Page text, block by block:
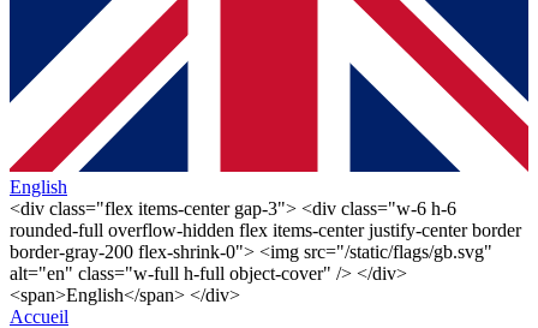
English
<div class="flex items-center gap-3"> <div class="w-6 h-6
rounded-full overflow-hidden flex items-center justify-center border
border-gray-200 flex-shrink-0"> <img src="/static/flags/gb.svg"
alt="en" class="w-full h-full object-cover" /> </div>
<span>English</span> </div>
Accueil